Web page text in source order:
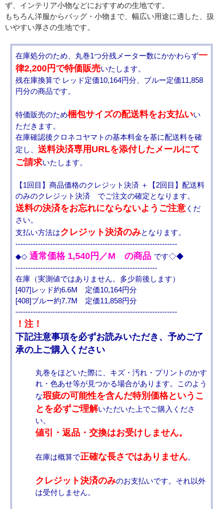
ず、インテリア小物などにおすすめの生地です。
もちろん洋服からバッグ・小物まで、幅広い用途に適した、扱
いやすい厚さの生地です。
在庫処分のため、丸巻1つ分残メーター数にかかわらず一
律2,200円で特価販売いたします。
残在庫換算で レッド定価10,164円分、ブルー定価11,858
円分の商品です。
特価販売のため梱包サイズの配送料をお支払いい
ただきます。
在庫確認後クロネコヤマトの基本料金を基に配送料を確
定し、 送料決済専用URLを添付したメールにて
ご請求いたします。
【1回目】商品価格のクレジット決済 ＋【2回目】配送料
のみのクレジット決済 でご注文の確定となります。
送料の決済をお忘れにならないようご注意くだ
さい。
支払い方法はクレジット決済のみとなります。
-----------------------------------------------------------------
◆◇ 通常価格 1,540円／M の商品 です◇◆
---------------------------------------------------------
在庫（実測値ではありません。多少前後します）
[407]レッド約6.6M 定価10,164円分
[408]ブルー約7.7M 定価11,858円分
-----------------------------------------------------------------
！注！
下記注意事項を必ずお読みいただき、予めご了
承の上ご購入ください
丸巻をほどいた際に、キズ・汚れ・プリントのかす
れ・色あせ等が見つかる場合があります。このよう
な瑕疵の可能性を含んだ特別価格というこ
とを必ずご理解いただいた上でご購入くださ
い。
値引・返品・交換はお受けしません。
在庫は概算で正確な長さではありません。
クレジット決済のみのお支払いです。それ以外
は受付しません。